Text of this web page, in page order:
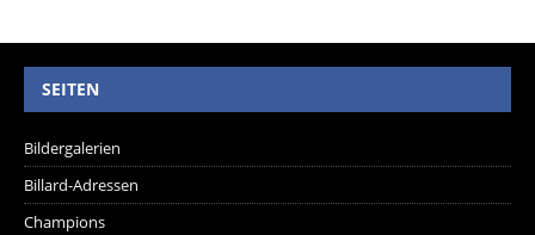
SEITEN
Bildergalerien
Billard-Adressen
Champions